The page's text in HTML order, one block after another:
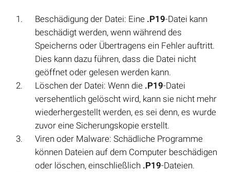
Beschädigung der Datei: Eine .P19-Datei kann
beschädigt werden, wenn während des
Speicherns oder Übertragens ein Fehler auftritt.
Dies kann dazu führen, dass die Datei nicht
geöffnet oder gelesen werden kann.
Löschen der Datei: Wenn die .P19-Datei
versehentlich gelöscht wird, kann sie nicht mehr
wiederhergestellt werden, es sei denn, es wurde
zuvor eine Sicherungskopie erstellt.
Viren oder Malware: Schädliche Programme
können Dateien auf dem Computer beschädigen
oder löschen, einschließlich .P19-Dateien.